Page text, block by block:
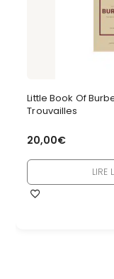
Little Book Of
Trouvailles
20,00€
LIRE